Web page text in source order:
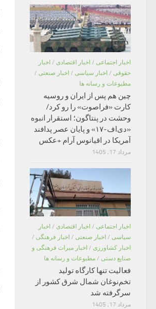
اخبار اجتماعی / اخبار اقتصادی / اخبار
حقوقی / اخبار سیاسی / اخبار صنعتی /
مطبوعات و رسانه ها
چین هم پس از ایران و روسیه
کارت «فراصوت» را رو کرد/
وحشت در پنتاگون؛ استقرار انبوه
«دی‌اف‑۱۷» و پایان عصر پدافند
آمریکا در اقیانوس آرام +عکس
مرداد 17, 1405
اخبار اجتماعی / اخبار اقتصادی / اخبار
سیاسی / اخبار صنعتی / اخبار فرهنگی /
اخبار کشاورزی / اخبار میراث فرهنگی و
صنایع دستی / مطبوعات و رسانه ها
فعالیت تنها کارگاه تولید
تخم‌نوغان شمال شرق کشور از
سرگرفته شد
مرداد 17, 1405